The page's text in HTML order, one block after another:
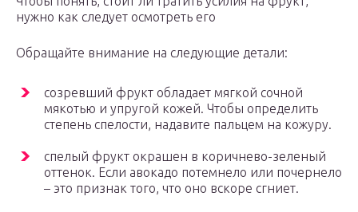
нужно как следует осмотреть его
Обращайте внимание на следующие детали:
созревший фрукт обладает мягкой сочной
мякотью и упругой кожей. Чтобы определить
степень спелости, надавите пальцем на кожуру.
спелый фрукт окрашен в коричнево-зеленый
оттенок. Если авокадо потемнело или почернело
– это признак того, что оно вскоре сгниет.